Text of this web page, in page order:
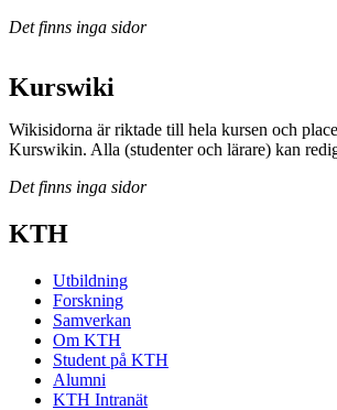
Det finns inga sidor
Kurswiki
Wikisidorna är riktade till hela kursen och
Kurswikin. Alla (studenter och lärare) kan
Det finns inga sidor
KTH
Utbildning
Forskning
Samverkan
Om KTH
Student på KTH
Alumni
KTH Intranät